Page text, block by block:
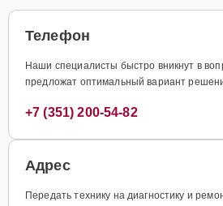
Телефон
Наши специалисты быстро вникнут в
предложат оптимальный вариант
+7 (351) 200-54-82
Адрес
Передать технику на диагностику и